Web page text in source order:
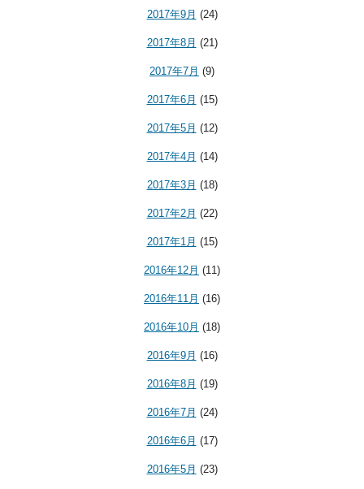
2017年9月 (24)
2017年8月 (21)
2017年7月 (9)
2017年6月 (15)
2017年5月 (12)
2017年4月 (14)
2017年3月 (18)
2017年2月 (22)
2017年1月 (15)
2016年12月 (11)
2016年11月 (16)
2016年10月 (18)
2016年9月 (16)
2016年8月 (19)
2016年7月 (24)
2016年6月 (17)
2016年5月 (23)